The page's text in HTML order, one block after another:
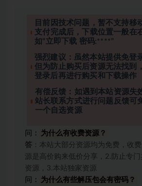
目前因技术问题，暂不支持移
支付完成后，下载位置一般在
如“立即下载 密码:****”
强烈建议：虽然本站提供免登
但为防止购买后资源无法找到
登录后再进行购买和下载操作
有偿反馈：如遇到本站资源失
站长联系方式进行问题反馈可
一个自选资源
问：
为什么有收费资源？
答 ：本站大部分资源均为免费，收
源是高价购来低价分享，2.防止专
资源，3.本站独家资源
问：
为什么有些解压包会有密码？